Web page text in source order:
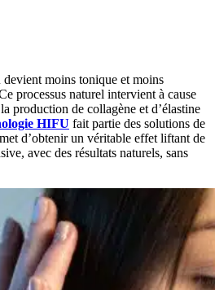
moins tonique et moins
processus naturel intervient à cause
production de collagène et d’élastine
HIFU fait partie des solutions de
d’obtenir un véritable effet liftant de
avec des résultats naturels, sans